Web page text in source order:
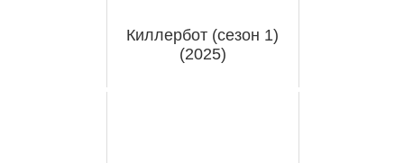
Киллербот (сезон 1)
(2025)